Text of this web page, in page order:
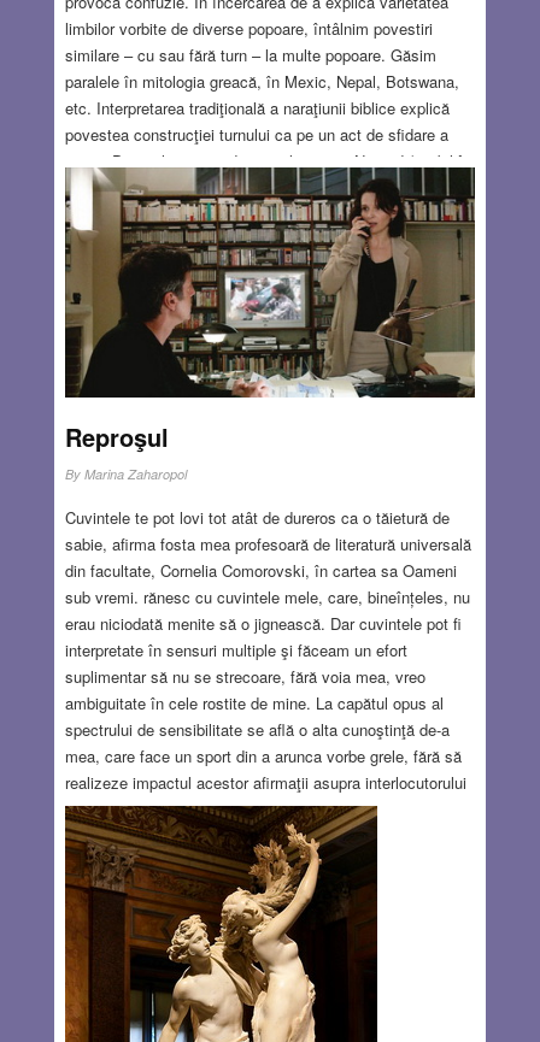
limbilor vorbite de diverse popoare, întâlnim povestiri
similare – cu sau fără turn – la multe popoare. Găsim
paralele în mitologia greacă, în Mexic, Nepal, Botswana,
etc. Interpretarea tradiţională a naraţiunii biblice explică
povestea construcţiei turnului ca pe un act de sfidare a
puterii Domnului, iniţiat de tiranul arogant Nimrod (vizibil în
pictura lui Pieter Bruegel în fruntea grupului de la baza
turnului). Această interpretare se datorează istoricului
roman evreu Flavius Josephus (în Antichităţile evreilor, c.
94 e.n.), dar competiţia dintre Dumnezeu şi fiinţele umane
are origini mult mai vechi şi ea apare tot în Geneză, în
povestea lui Adam şi Eva în Grădina Raiului.
Read
more…
JUL 28, 2022 8 COMMENTS
Reproşul
By Marina Zaharopol
Cuvintele te pot lovi tot atât de dureros ca o tăietură de
sabie, afirma fosta mea profesoară de literatură universală
din facultate, Cornelia Comorovski, în cartea sa Oameni
sub vremi. rănesc cu cuvintele mele, care, bineînțeles, nu
erau niciodată menite să o jignească. Dar cuvintele pot fi
interpretate în sensuri multiple şi făceam un efort
suplimentar să nu se strecoare, fără voia mea, vreo
ambiguitate în cele rostite de mine. La capătul opus al
spectrului de sensibilitate se află o alta cunoştinţă de-a
mea, care face un sport din a arunca vorbe grele, fără să
realizeze impactul acestor afirmaţii asupra interlocutorului
său, sau poate fără să-i pese. Iar dacă tu protestezi la
aceste acuzaţii fără temei, el adăugă cu nonşalanţă: “Nu
am spus nimic”. Vinovăţia este analizată mult mai profund
cu mijloacele cinematografiei în filmul Caché a regizorului
Michael Haneke.
Read more…
FEB 24, 2022